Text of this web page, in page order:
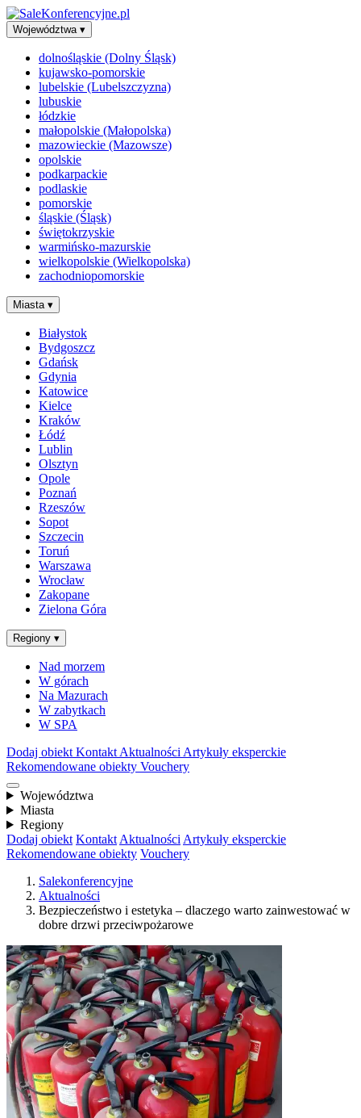
Województwa ▾
dolnośląskie (Dolny Śląsk)
kujawsko-pomorskie
lubelskie (Lubelszczyzna)
lubuskie
łódzkie
małopolskie (Małopolska)
mazowieckie (Mazowsze)
opolskie
podkarpackie
podlaskie
pomorskie
śląskie (Śląsk)
świętokrzyskie
warmińsko-mazurskie
wielkopolskie (Wielkopolska)
zachodniopomorskie
Miasta ▾
Białystok
Bydgoszcz
Gdańsk
Gdynia
Katowice
Kielce
Kraków
Łódź
Lublin
Olsztyn
Opole
Poznań
Rzeszów
Sopot
Szczecin
Toruń
Warszawa
Wrocław
Zakopane
Zielona Góra
Regiony ▾
Nad morzem
W górach
Na Mazurach
W zabytkach
W SPA
Dodaj obiekt Kontakt Aktualności Artykuły eksperckie
Rekomendowane obiekty Vouchery
Województwa
Miasta
Regiony
Dodaj obiekt Kontakt Aktualności Artykuły eksperckie
Rekomendowane obiekty Vouchery
Salekonferencyjne
Aktualności
Bezpieczeństwo i estetyka – dlaczego warto zainwestować w
dobre drzwi przeciwpożarowe